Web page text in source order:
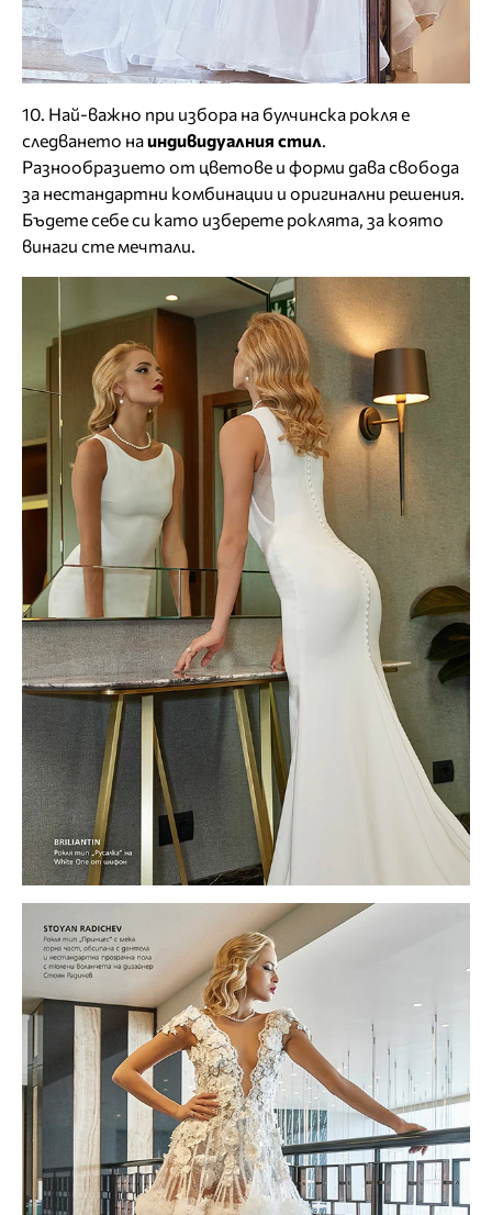
10. Най-важно при избора на булчинска рокля е
следването наиндивидуалния стил.
Разнообразието от цветове и форми дава свобода
за нестандартни комбинации и оригинални решения.
Бъдете себе си като изберете роклята, за която
винаги сте мечтали.